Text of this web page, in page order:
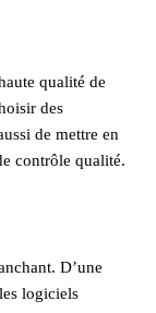
qualité de
des
de mettre en
contrôle qualité.
D’une
logiciels